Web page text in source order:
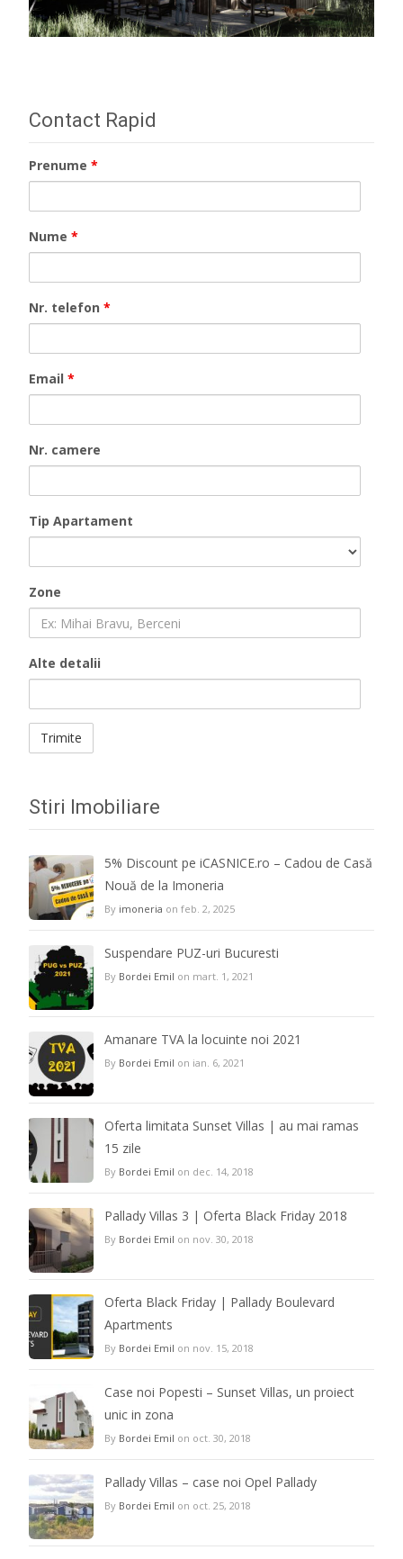
Contact Rapid
Prenume *
Nume *
Nr. telefon *
Email *
Nr. camere
Tip Apartament
Zone
Alte detalii
Stiri Imobiliare
5% Discount pe iCASNICE.ro – Cadou de Casă
Nouă de la Imoneria
By imoneria on feb. 2, 2025
Suspendare PUZ-uri Bucuresti
By Bordei Emil on mart. 1, 2021
Amanare TVA la locuinte noi 2021
By Bordei Emil on ian. 6, 2021
Oferta limitata Sunset Villas | au mai ramas
15 zile
By Bordei Emil on dec. 14, 2018
Pallady Villas 3 | Oferta Black Friday 2018
By Bordei Emil on nov. 30, 2018
Oferta Black Friday | Pallady Boulevard
Apartments
By Bordei Emil on nov. 15, 2018
Case noi Popesti – Sunset Villas, un proiect
unic in zona
By Bordei Emil on oct. 30, 2018
Pallady Villas – case noi Opel Pallady
By Bordei Emil on oct. 25, 2018